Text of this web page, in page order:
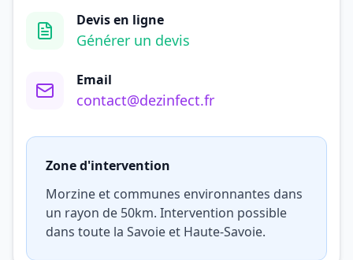
Devis en ligne
Générer un devis
Email
contact@dezinfect.fr
Zone d'intervention
Morzine et communes environnantes dans
un rayon de 50km. Intervention possible
dans toute la Savoie et Haute-Savoie.